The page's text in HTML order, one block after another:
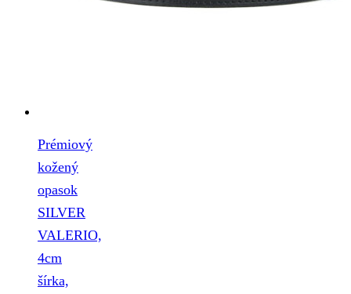
Prémiový
kožený
opasok
SILVER
VALERIO,
4cm
šírka,